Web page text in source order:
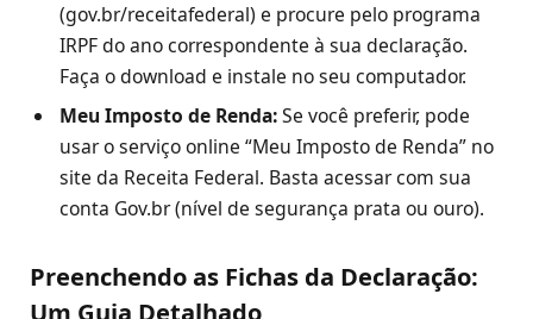
(gov.br/receitafederal) e procure pelo programa
IRPF do ano correspondente à sua declaração.
Faça o download e instale no seu computador.
Meu Imposto de Renda:Se você preferir, pode
usar o serviço online “Meu Imposto de Renda” no
site da Receita Federal. Basta acessar com sua
conta Gov.br (nível de segurança prata ou ouro).
Preenchendo as Fichas da Declaração:
Um Guia Detalhado